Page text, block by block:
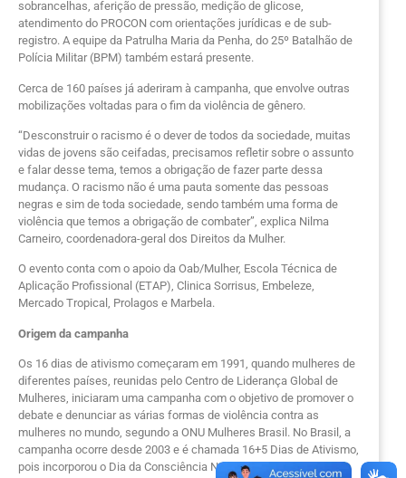
sobrancelhas, aferição de pressão, medição de glicose,
atendimento do PROCON com orientações jurídicas e de sub-
registro. A equipe da Patrulha Maria da Penha, do 25º Batalhão de
Polícia Militar (BPM) também estará presente.
Cerca de 160 países já aderiram à campanha, que envolve outras
mobilizações voltadas para o fim da violência de gênero.
“Desconstruir o racismo é o dever de todos da sociedade, muitas
vidas de jovens são ceifadas, precisamos refletir sobre o assunto
e falar desse tema, temos a obrigação de fazer parte dessa
mudança. O racismo não é uma pauta somente das pessoas
negras e sim de toda sociedade, sendo também uma forma de
violência que temos a obrigação de combater”, explica Nilma
Carneiro, coordenadora-geral dos Direitos da Mulher.
O evento conta com o apoio da Oab/Mulher, Escola Técnica de
Aplicação Profissional (ETAP), Clinica Sorrisus, Embeleze,
Mercado Tropical, Prolagos e Marbela.
Origem da campanha
Os 16 dias de ativismo começaram em 1991, quando mulheres de
diferentes países, reunidas pelo Centro de Liderança Global de
Mulheres, iniciaram uma campanha com o objetivo de promover o
debate e denunciar as várias formas de violência contra as
mulheres no mundo, segundo a ONU Mulheres Brasil. No Brasil, a
campanha ocorre desde 2003 e é chamada 16+5 Dias de Ativismo,
pois incorporou o Dia da Consciência Negra.